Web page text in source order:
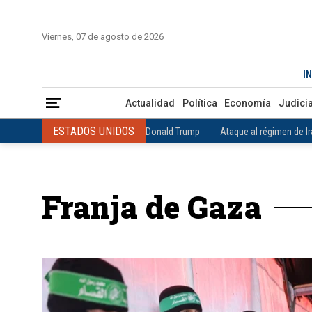
Viernes, 07 de agosto de 2026
Actualidad Política Economía Judicial
ESTADOS UNIDOS Donald Trump Ataque al régimen de
VENEZUELA Juicio contra Maduro Terremoto en
Claudia Sheinbaum
ESTADOS UNIDOS
INTERNACIONAL Raúl Castro José Luis Rodríguez Zapatero
COLOMBIA Elecciones Presidenciales en Colombia Gustavo
Franja de Gaza